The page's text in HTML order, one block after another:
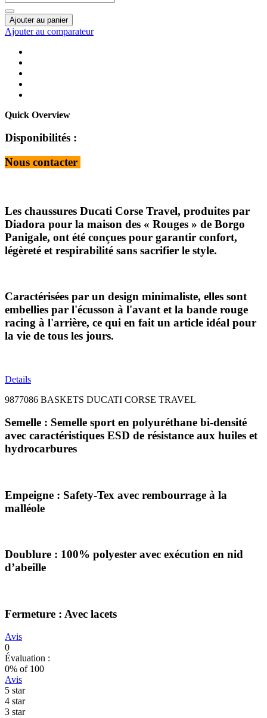
Ajouter au panier
Ajouter au comparateur
Quick Overview
Disponibilités :
Nous contacter
Les chaussures Ducati Corse Travel, produites par
Diadora pour la maison des « Rouges » de Borgo
Panigale, ont été conçues pour garantir confort,
légèreté et respirabilité sans sacrifier le style.
Caractérisées par un design minimaliste, elles sont
embellies par l'écusson à l'avant et la bande rouge
racing à l'arrière, ce qui en fait un article idéal pour
la vie de tous les jours.
Details
9877086 BASKETS DUCATI CORSE TRAVEL
Semelle : Semelle sport en polyuréthane bi-densité
avec caractéristiques ESD de résistance aux huiles et
hydrocarbures
Empeigne : Safety-Tex avec rembourrage à la
malléole
Doublure : 100% polyester avec exécution en nid
d’abeille
Fermeture : Avec lacets
Avis
0
Évaluation :
0% of 100
Avis
5 star
4 star
3 star